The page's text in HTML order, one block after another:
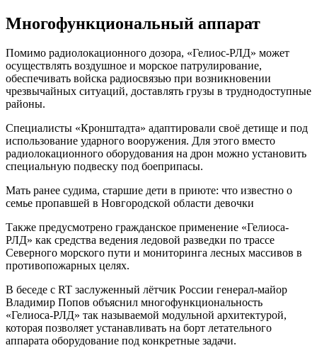
Многофункциональный аппарат
Помимо радиолокационного дозора, «Гелиос-РЛД» может
осуществлять воздушное и морское патрулирование,
обеспечивать войска радиосвязью при возникновении
чрезвычайных ситуаций, доставлять грузы в труднодоступные
районы.
Специалисты «Кронштадта» адаптировали своё детище и под
использование ударного вооружения. Для этого вместо
радиолокационного оборудования на дрон можно установить
специальную подвеску под боеприпасы.
Мать ранее судима, старшие дети в приюте: что известно о
семье пропавшей в Новгородской области девочки
Также предусмотрено гражданское применение «Гелиоса-
РЛД» как средства ведения ледовой разведки по трассе
Северного морского пути и мониторинга лесных массивов в
противопожарных целях.
В беседе с RT заслуженный лётчик России генерал-майор
Владимир Попов объяснил многофункциональность
«Гелиоса-РЛД» так называемой модульной архитектурой,
которая позволяет устанавливать на борт летательного
аппарата оборудование под конкретные задачи.